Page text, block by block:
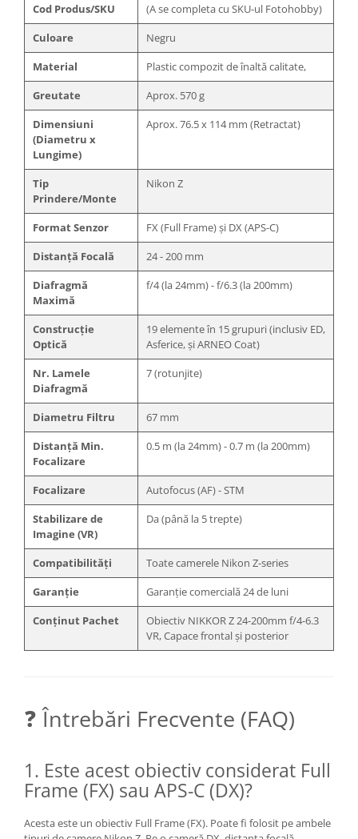
Cod Produs/SKU
(A se completa cu SKU-ul Fotohobby)
Culoare
Negru
Material
Plastic compozit de înaltă calitate,
Greutate
Aprox. 570 g
Dimensiuni
(Diametru x
Lungime)
Aprox. 76.5 x 114 mm (Retractat)
Tip
Prindere/Monte
Nikon Z
Format Senzor
FX (Full Frame) și DX (APS-C)
Distanță Focală
24 - 200 mm
Diafragmă
Maximă
f/4 (la 24mm) - f/6.3 (la 200mm)
Construcție
Optică
19 elemente în 15 grupuri (inclusiv ED,
Asferice, și ARNEO Coat)
Nr. Lamele
Diafragmă
7 (rotunjite)
Diametru Filtru
67 mm
Distanță Min.
Focalizare
0.5 m (la 24mm) - 0.7 m (la 200mm)
Focalizare
Autofocus (AF) - STM
Stabilizare de
Imagine (VR)
Da (până la 5 trepte)
Compatibilități
Toate camerele Nikon Z-series
Garanție
Garanție comercială 24 de luni
Conținut Pachet
Obiectiv NIKKOR Z 24-200mm f/4-6.3
VR, Capace frontal și posterior
❓ Întrebări Frecvente (FAQ)
1. Este acest obiectiv considerat Full
Frame (FX) sau APS-C (DX)?
Acesta este un obiectiv Full Frame (FX). Poate fi folosit pe ambele